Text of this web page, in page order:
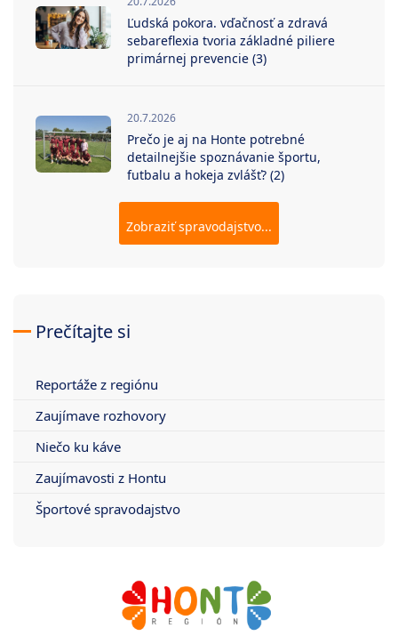
Ľudská pokora. vďačnosť a zdravá
sebareflexia tvoria základné piliere
primárnej prevencie (3)
20.7.2026
Prečo je aj na Honte potrebné
detailnejšie spoznávanie športu,
futbalu a hokeja zvlášť? (2)
Zobraziť spravodajstvo...
Prečítajte si
Reportáže z regiónu
Zaujímave rozhovory
Niečo ku káve
Zaujímavosti z Hontu
Športové spravodajstvo